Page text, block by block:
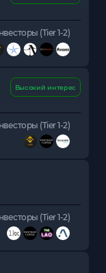
(Tier 1-2)
Высокий интерес
(Tier 1-2)
(Tier 1-2)